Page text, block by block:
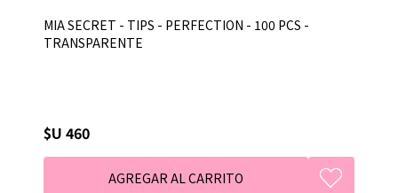
MIA SECRET - TIPS - PERFECTION - 100 PCS -
TRANSPARENTE
$U 460